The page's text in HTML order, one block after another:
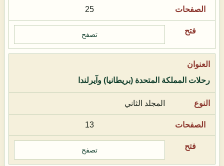
25
تصفح
رحلات المملكة المتحدة (بريطانيا) وآيرلندا
المجلد الثاني
13
تصفح